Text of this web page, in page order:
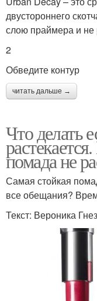
двустороннего
слою праймера и не
2
Обведите контур
читать дальше →
Что делать
помада не
Самая стойкая
все обещания?
Текст: Вероника